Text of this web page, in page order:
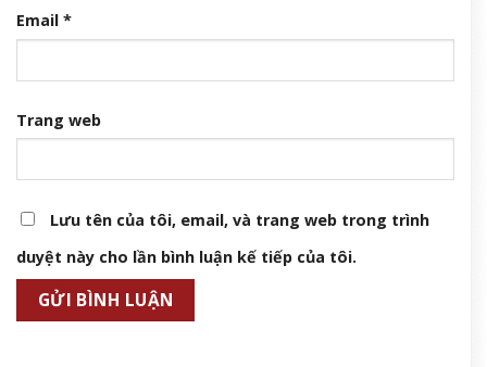
Email *
Trang web
Lưu tên của tôi, email, và trang web trong trình
duyệt này cho lần bình luận kế tiếp của tôi.